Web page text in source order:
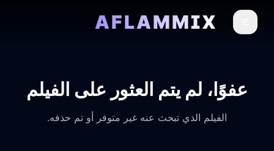
AFLAMMIX
عفوًا، لم يتم العثور على الفيلم
الفيلم الذي تبحث عنه غير متوفر أو تم حذفه.